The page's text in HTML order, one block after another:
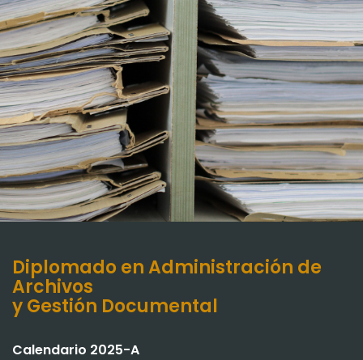
Diplomado en Administración de
Archivos
y Gestión Documental
Calendario 2025-A